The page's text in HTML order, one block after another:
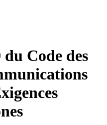
Code des